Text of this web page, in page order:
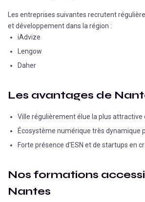
Les entreprises suivantes recrutent
et développement dans la région :
iAdvize
Lengow
Daher
Les avantages de
Ville régulièrement élue la plus attractive
Écosystème numérique très dynamique
Forte présence d'ESN et de startups en
Nos formations
Nantes